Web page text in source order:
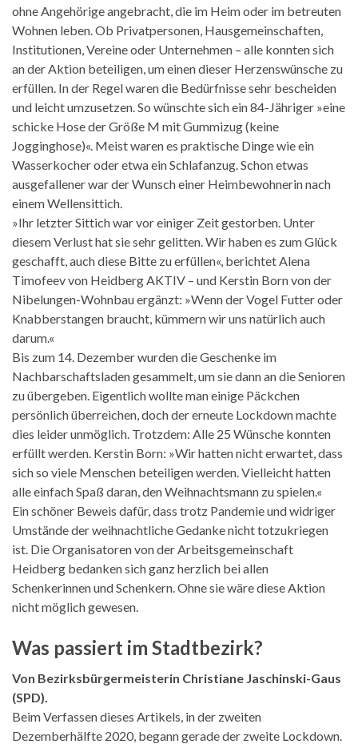
ohne Angehörige angebracht, die im Heim oder im betreuten
Wohnen leben. Ob Privatpersonen, Hausgemeinschaften,
Institutionen, Vereine oder Unternehmen – alle konnten sich
an der Aktion beteiligen, um einen dieser Herzenswünsche zu
erfüllen. In der Regel waren die Bedürfnisse sehr bescheiden
und leicht umzusetzen. So wünschte sich ein 84-Jähriger »eine
schicke Hose der Größe M mit Gummizug (keine
Jogginghose)«. Meist waren es praktische Dinge wie ein
Wasserkocher oder etwa ein Schlafanzug. Schon etwas
ausgefallener war der Wunsch einer Heimbewohnerin nach
einem Wellensittich.
»Ihr letzter Sittich war vor einiger Zeit gestorben. Unter
diesem Verlust hat sie sehr gelitten. Wir haben es zum Glück
geschafft, auch diese Bitte zu erfüllen«, berichtet Alena
Timofeev von Heidberg AKTIV – und Kerstin Born von der
Nibelungen-Wohnbau ergänzt: »Wenn der Vogel Futter oder
Knabberstangen braucht, kümmern wir uns natürlich auch
darum.«
Bis zum 14. Dezember wurden die Geschenke im
Nachbarschaftsladen gesammelt, um sie dann an die Senioren
zu übergeben. Eigentlich wollte man einige Päckchen
persönlich überreichen, doch der erneute Lockdown machte
dies leider unmöglich. Trotzdem: Alle 25 Wünsche konnten
erfüllt werden. Kerstin Born: »Wir hatten nicht erwartet, dass
sich so viele Menschen beteiligen werden. Vielleicht hatten
alle einfach Spaß daran, den Weihnachtsmann zu spielen.«
Ein schöner Beweis dafür, dass trotz Pandemie und widriger
Umstände der weihnachtliche Gedanke nicht totzukriegen
ist. Die Organisatoren von der Arbeitsgemeinschaft
Heidberg bedanken sich ganz herzlich bei allen
Schenkerinnen und Schenkern. Ohne sie wäre diese Aktion
nicht möglich gewesen.
Was passiert im Stadtbezirk?
Von Bezirksbürgermeisterin Christiane Jaschinski-Gaus
(SPD).
Beim Verfassen dieses Artikels, in der zweiten
Dezemberhälfte 2020, begann gerade der zweite Lockdown.